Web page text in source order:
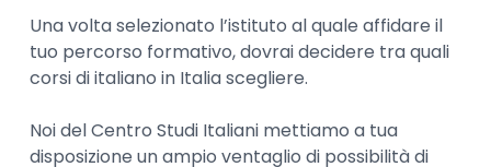
Una volta selezionato l’istituto al quale affidare il
tuo percorso formativo, dovrai decidere tra quali
corsi di italiano in Italia scegliere.
Noi del Centro Studi Italiani mettiamo a tua
disposizione un ampio ventaglio di possibilità di